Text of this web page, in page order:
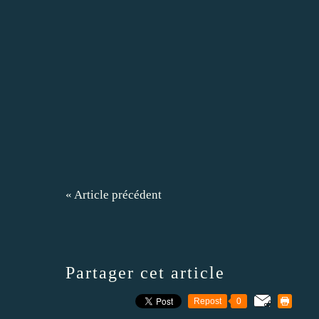
« Article précédent
Partager cet article
Repost 0